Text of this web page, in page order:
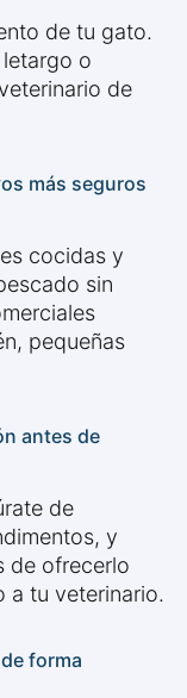
de tu gato.
o
de
más seguros
cocidas y
sin
pequeñas
antes de
de
y
de ofrecerlo
a tu veterinario.
forma